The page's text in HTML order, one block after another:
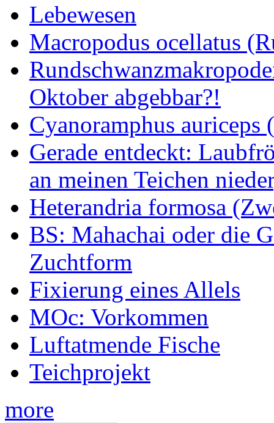
Lebewesen
Macropodus ocellatus
Oktober abgebbar?!
Cyanoramphus
Gerade entdeckt:
an meinen Teichen
Heterandria formosa
BS: Mahachai oder die
Zuchtform
Fixierung eines Allels
MOc: Vorkommen
Luftatmende Fische
Teichprojekt
more